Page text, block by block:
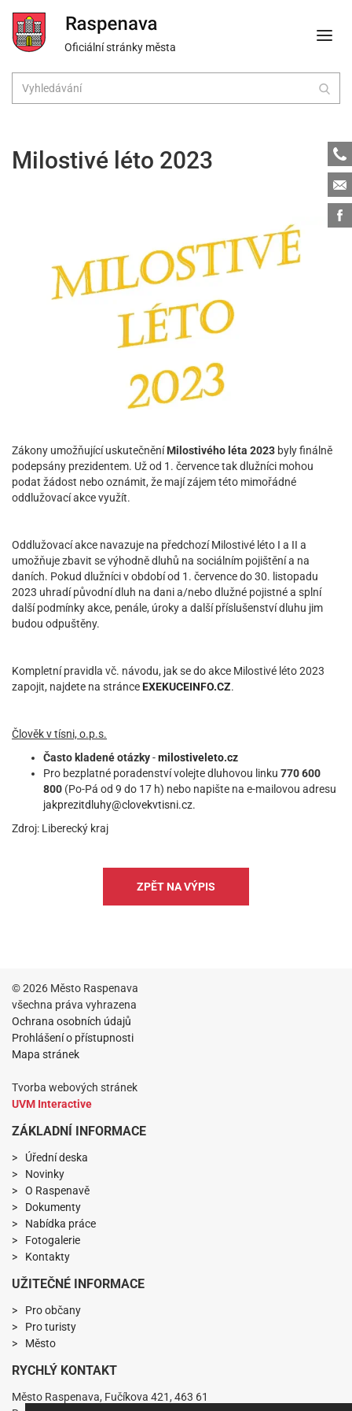
Oficiální stránky města
Milostivé léto 2023
Zákony umožňující uskutečněníMilostivého léta 2023 byly finálně
podepsány prezidentem. Už od 1. července tak dlužníci mohou
podat žádost nebo oznámit, že mají zájem této mimořádné
oddlužovací akce využít.
Oddlužovací akce navazuje na předchozí Milostivé léto I a II a
umožňuje zbavit se výhodně dluhů na sociálním pojištění a na
daních. Pokud dlužníci v období od 1. července do 30. listopadu
2023 uhradí původní dluh na dani a/nebo dlužné pojistné a splní
další podmínky akce, penále, úroky a další příslušenství dluhu jim
budou odpuštěny.
Kompletní pravidla vč. návodu, jak se do akce Milostivé léto 2023
zapojit, najdete na stránceEXEKUCEINFO.CZ.
Člověk v tísni, o.p.s.
Často kladené otázky-milostiveleto.cz
Pro bezplatné poradenství volejte dluhovou linku 770 600
800 (Po-Pá od 9 do 17 h) nebo napište na e-mailovou adresu
jakprezitdluhy@clovekvtisni.cz.
Zdroj: Liberecký kraj
ZPĚT NA VÝPIS
© 2026 Město Raspenava
všechna práva vyhrazena
Ochrana osobních údajů
Prohlášení o přístupnosti
Mapa stránek
Tvorba webových stránek
UVM Interactive
ZÁKLADNÍ INFORMACE
Úřední deska
Novinky
O Raspenavě
Dokumenty
Nabídka práce
Fotogalerie
Kontakty
UŽITEČNÉ INFORMACE
Pro občany
Pro turisty
Město
RYCHLÝ KONTAKT
Město Raspenava, Fučíkova 421, 463 61